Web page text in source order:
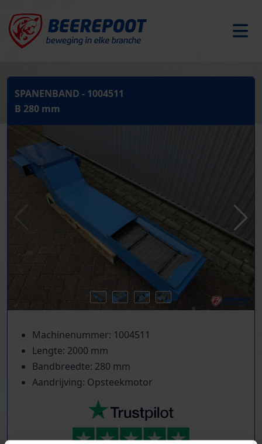
SPANENBAND - 1004511
B 280 mm
Machinenummer: 1004511
Lengte: 2000 mm
Bandbreedte: 280 mm
Aandrijving: Opsteekmotor